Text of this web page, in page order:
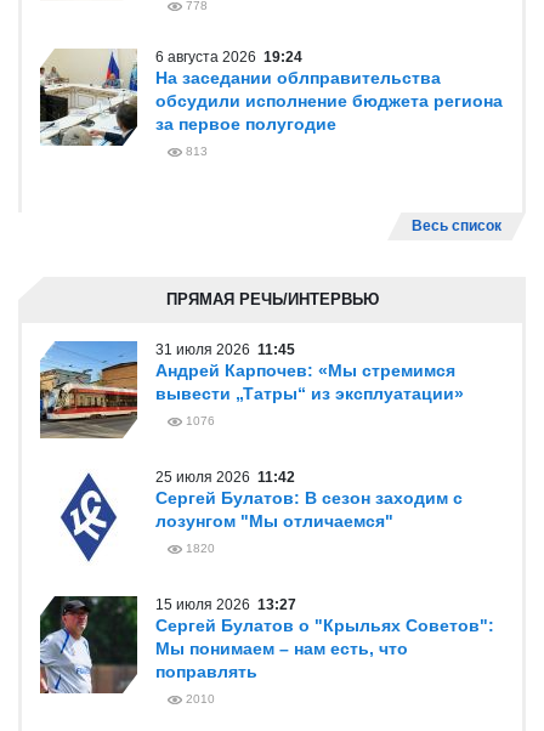
778
6 августа 2026 19:24
На заседании облправительства
обсудили исполнение бюджета региона
за первое полугодие
813
Весь список
ПРЯМАЯ РЕЧЬ/ИНТЕРВЬЮ
31 июля 2026 11:45
Андрей Карпочев: «Мы стремимся
вывести „Татры“ из эксплуатации»
1076
25 июля 2026 11:42
Сергей Булатов: В сезон заходим с
лозунгом "Мы отличаемся"
1820
15 июля 2026 13:27
Сергей Булатов о "Крыльях Советов":
Мы понимаем – нам есть, что
поправлять
2010